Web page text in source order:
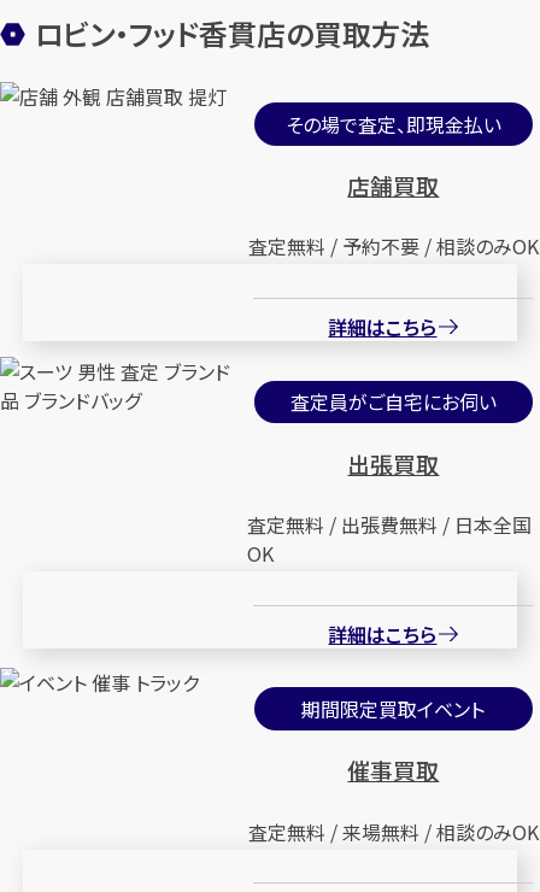
ロビン・フッド香貫店の買取方法
その場で査定、即現金払い
店舗買取
査定無料 / 予約不要 / 相談のみOK
詳細はこちら
査定員がご自宅にお伺い
出張買取
査定無料 / 出張費無料 / 日本全国
OK
詳細はこちら
期間限定買取イベント
催事買取
査定無料 / 来場無料 / 相談のみOK